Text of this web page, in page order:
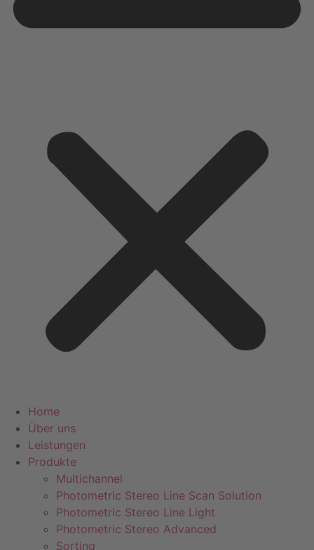
Home
Über uns
Leistungen
Produkte
Multichannel
Photometric Stereo Line Scan Solution
Photometric Stereo Line Light
Photometric Stereo Advanced
Sorting